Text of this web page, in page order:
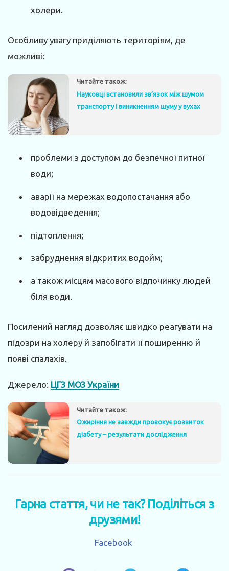
холери.
Особливу увагу приділяють територіям, де
можливі:
Читайте також:
Науковці встановили зв’язок між шумом
транспорту і виникненням шуму у вухах
проблеми з доступом до безпечної питної
води;
аварії на мережах водопостачання або
водовідведення;
підтоплення;
забруднення відкритих водойм;
а також місцям масового відпочинку людей
біля води.
Посилений нагляд дозволяє швидко реагувати на
підозри на холеру й запобігати її поширенню й
появі спалахів.
Джерело: ЦГЗ МОЗ України
Читайте також:
Ожиріння не завжди провокує розвиток
діабету – результати дослідження
Гарна стаття, чи не так? Поділіться з
друзями!
Facebook